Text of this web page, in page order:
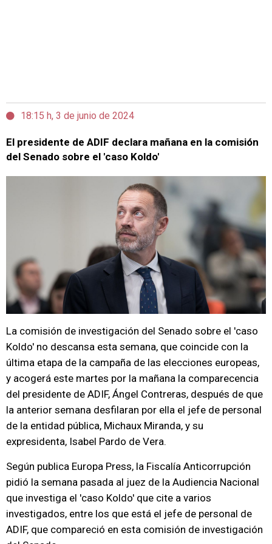
18:15 h, 3 de junio de 2024
El presidente de ADIF declara mañana en la comisión
del Senado sobre el 'caso Koldo'
La comisión de investigación del Senado sobre el 'caso
Koldo' no descansa esta semana, que coincide con la
última etapa de la campaña de las elecciones europeas,
y acogerá este martes por la mañana la comparecencia
del presidente de ADIF, Ángel Contreras, después de que
la anterior semana desfilaran por ella el jefe de personal
de la entidad pública, Michaux Miranda, y su
expresidenta, Isabel Pardo de Vera.
Según publica Europa Press, la Fiscalía Anticorrupción
pidió la semana pasada al juez de la Audiencia Nacional
que investiga el 'caso Koldo' que cite a varios
investigados, entre los que está el jefe de personal de
ADIF, que compareció en esta comisión de investigación